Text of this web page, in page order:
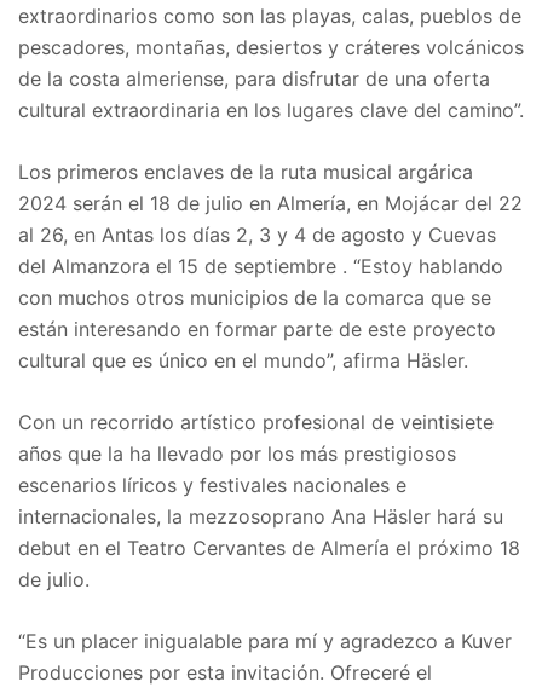
extraordinarios como son las playas, calas, pueblos de
pescadores, montañas, desiertos y cráteres volcánicos
de la costa almeriense, para disfrutar de una oferta
cultural extraordinaria en los lugares clave del camino”.
Los primeros enclaves de la ruta musical argárica
2024 serán el 18 de julio en Almería, en Mojácar del 22
al 26, en Antas los días 2, 3 y 4 de agosto y Cuevas
del Almanzora el 15 de septiembre . “Estoy hablando
con muchos otros municipios de la comarca que se
están interesando en formar parte de este proyecto
cultural que es único en el mundo”, afirma Häsler.
Con un recorrido artístico profesional de veintisiete
años que la ha llevado por los más prestigiosos
escenarios líricos y festivales nacionales e
internacionales, la mezzosoprano Ana Häsler hará su
debut en el Teatro Cervantes de Almería el próximo 18
de julio.
“Es un placer inigualable para mí y agradezco a Kuver
Producciones por esta invitación. Ofreceré el